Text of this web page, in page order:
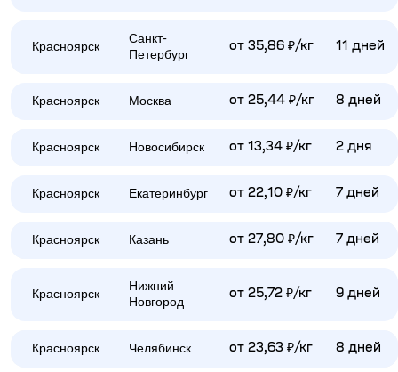
Красноярск
Санкт-
Петербург
от 35,86 ₽/кг 11 дней
Красноярск Москва от 25,44 ₽/кг 8 дней
Красноярск Новосибирск от 13,34 ₽/кг 2 дня
Красноярск Екатеринбург от 22,10 ₽/кг 7 дней
Красноярск Казань от 27,80 ₽/кг 7 дней
Красноярск
Нижний
Новгород
от 25,72 ₽/кг 9 дней
Красноярск Челябинск от 23,63 ₽/кг 8 дней